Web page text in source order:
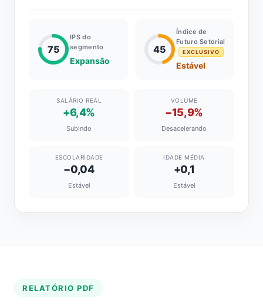
75
IPS do
segmento
Expansão
45
Índice de
Futuro Setorial
EXCLUSIVO
Estável
SALÁRIO REAL
+6,4%
Subindo
VOLUME
−15,9%
Desacelerando
ESCOLARIDADE
−0,04
Estável
IDADE MÉDIA
+0,1
Estável
RELATÓRIO PDF